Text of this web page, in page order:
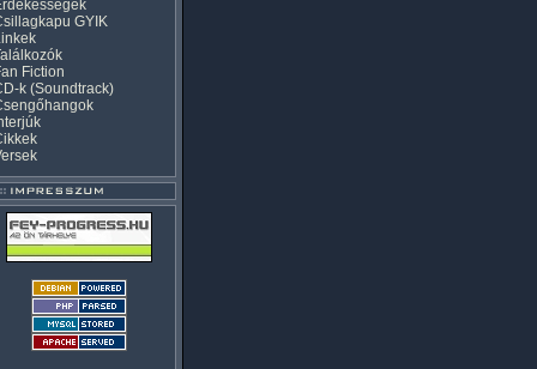
GYIK
Fiction
k (Soundtrack)